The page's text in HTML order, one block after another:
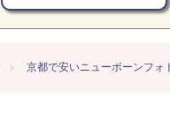
京都で安いニューボーンフォ